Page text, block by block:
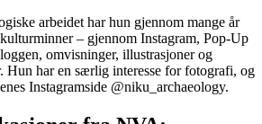
arbeidet har hun gjennom mange år
– gjennom Instagram, Pop-Up
omvisninger, illustrasjoner og
Hun har en særlig interesse for fotografi, og
Instagramside @niku_archaeology.